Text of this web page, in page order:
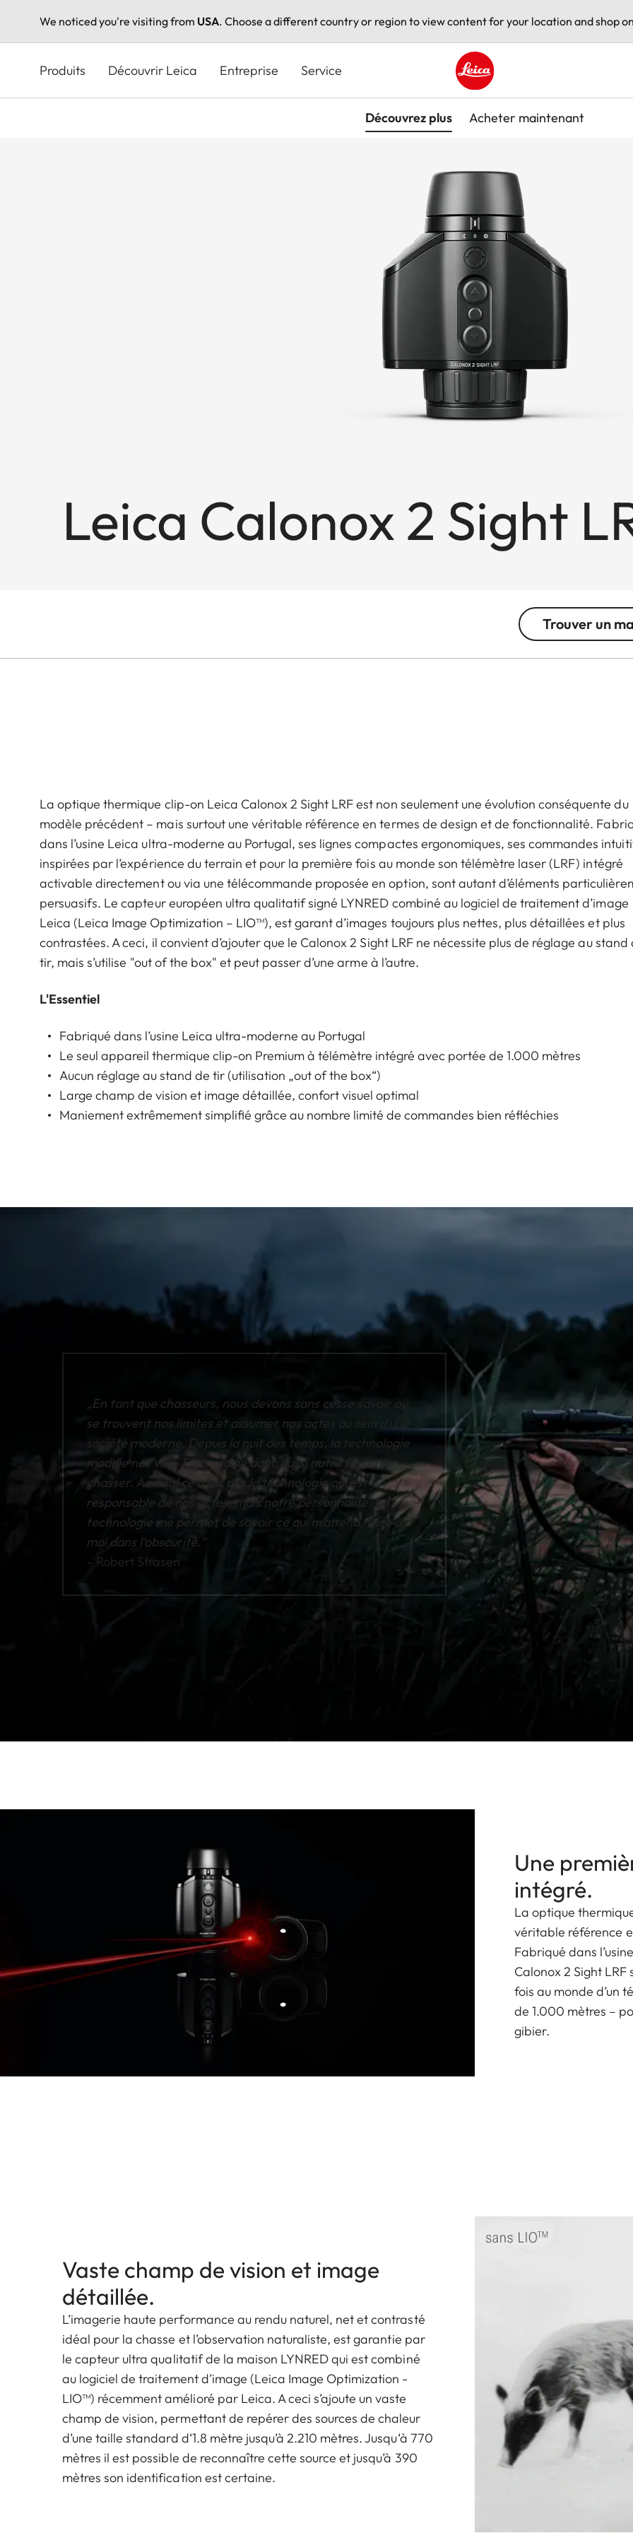
We noticed you're visiting from USA. Choose a different country or region to view content for your location and shop
principal
Produits Découvrir Leica Entreprise Service
Leica logo - Home
Découvrez plus Acheter maintenant
Leica Calonox 2 Sight
Trouver un
La optique thermique clip-on Leica Calonox 2 Sight LRF est non seulement une évolution conséquente du
modèle précédent – mais surtout une véritable référence en termes de design et de fonctionnalité.
dans l’usine Leica ultra-moderne au Portugal, ses lignes compactes ergonomiques, ses commandes
inspirées par l’expérience du terrain et pour la première fois au monde son télémètre laser (LRF) intégré
activable directement ou via une télécommande proposée en option, sont autant d’éléments
persuasifs. Le capteur européen ultra qualitatif signé LYNRED combiné au logiciel de traitement d’image
Leica (Leica Image Optimization – LIO™), est garant d’images toujours plus nettes, plus détaillées et plus
contrastées. A ceci, il convient d’ajouter que le Calonox 2 Sight LRF ne nécessite plus de réglage au stand
tir, mais s’utilise "out of the box" et peut passer d’une arme à l’autre.
L'Essentiel
Fabriqué dans l’usine Leica ultra-moderne au Portugal
Le seul appareil thermique clip-on Premium à télémètre intégré avec portée de 1.000 mètres
Aucun réglage au stand de tir (utilisation „out of the box“)
Large champ de vision et image détaillée, confort visuel optimal
Maniement extrêmement simplifié grâce au nombre limité de commandes bien réfléchies
„En tant que chasseurs, nous devons sans cesse savoir où
se trouvent nos limites et assumer nos actes au sein d’une
société moderne. Depuis la nuit des temps, la technologie
modifie nos vies. Elle modifie donc aussi notre façon de
chasser. Au final ce n’est pas la technologie qui est
responsable de nos actes, mais notre personnalité. La
technologie me permet de savoir ce qui m’attend, face à
moi dans l‘obscurité.“
– Robert Strasen
Une
intégré.
La optique
véritable référence
Fabriqué dans
Calonox 2 Sight
fois au monde d’un
de 1.000 mètres –
gibier.
Vaste champ de vision et image
détaillée.
L’imagerie haute performance au rendu naturel, net et contrasté
idéal pour la chasse et l’observation naturaliste, est garantie par
le capteur ultra qualitatif de la maison LYNRED qui est combiné
au logiciel de traitement d’image (Leica Image Optimization -
LIO™) récemment amélioré par Leica. A ceci s’ajoute un vaste
champ de vision, permettant de repérer des sources de chaleur
d’une taille standard d‘1.8 mètre jusqu’à 2.210 mètres. Jusqu‘à 770
mètres il est possible de reconnaître cette source et jusqu’à 390
mètres son identification est certaine.